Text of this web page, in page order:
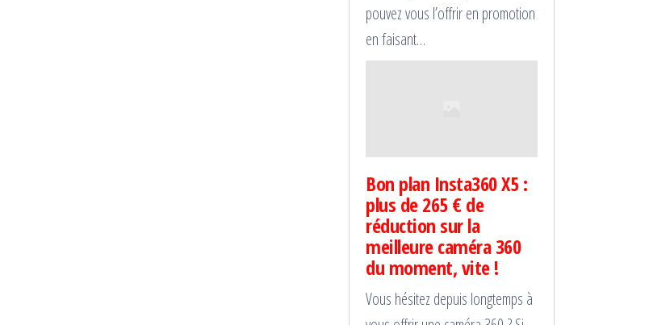
pouvez vous l’offrir en promotion
en faisant…
Bon plan Insta360 X5 :
plus de 265 € de
réduction sur la
meilleure caméra 360
du moment, vite !
Vous hésitez depuis longtemps à